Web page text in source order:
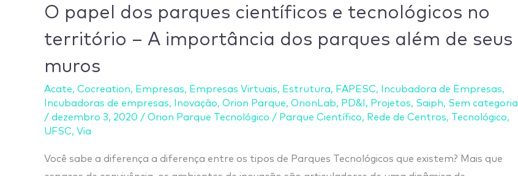
O papel dos parques científicos e tecnológicos no
território – A importância dos parques além de seus
muros
Acate, Cocreation, Empresas, Empresas Virtuais, Estrutura, FAPESC, Incubadora de Empresas,
Incubadoras de empresas, Inovação, Orion Parque, OrionLab, PD&I , Projetos, Saiph, Sem categoria
/ dezembro 3, 2020 / Orion Parque Tecnológico / Parque Científico, Rede de Centros, Tecnológico,
UFSC, Via
Você sabe a diferença a diferença entre os tipos de Parques Tecnológicos que existem? Mais que
O
papel
dos
e
tecnológicos
no